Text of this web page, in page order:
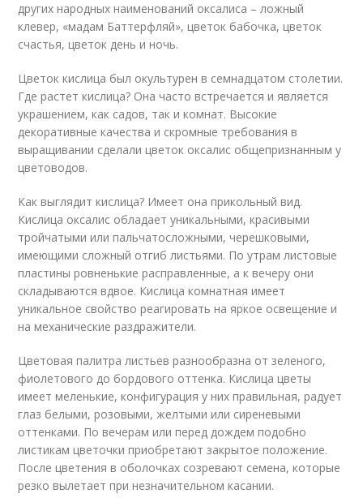
других народных наименований оксалиса – ложный
клевер, «мадам Баттерфляй», цветок бабочка, цветок
счастья, цветок день и ночь.
Цветок кислица был окультурен в семнадцатом столетии.
Где растет кислица? Она часто встречается и является
украшением, как садов, так и комнат. Высокие
декоративные качества и скромные требования в
выращивании сделали цветок оксалис общепризнанным у
цветоводов.
Как выглядит кислица? Имеет она прикольный вид.
Кислица оксалис обладает уникальными, красивыми
тройчатыми или пальчатосложными, черешковыми,
имеющими сложный отгиб листьями. По утрам листовые
пластины ровненькие расправленные, а к вечеру они
складываются вдвое. Кислица комнатная имеет
уникальное свойство реагировать на яркое освещение и
на механические раздражители.
Цветовая палитра листьев разнообразна от зеленого,
фиолетового до бордового оттенка. Кислица цветы
имеет меленькие, конфигурация у них правильная, радует
глаз белыми, розовыми, желтыми или сиреневыми
оттенками. По вечерам или перед дождем подобно
листикам цветочки приобретают закрытое положение.
После цветения в оболочках созревают семена, которые
резко вылетает при незначительном касании.